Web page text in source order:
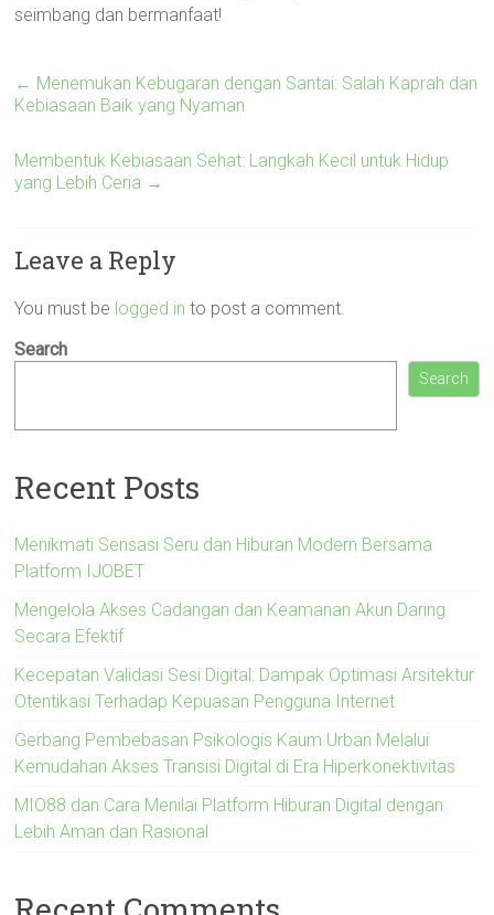
seimbang dan bermanfaat!
← Menemukan Kebugaran dengan Santai: Salah Kaprah dan
Kebiasaan Baik yang Nyaman
Membentuk Kebiasaan Sehat: Langkah Kecil untuk Hidup
yang Lebih Ceria →
Leave a Reply
You must be logged in to post a comment.
Search
Search
Recent Posts
Menikmati Sensasi Seru dan Hiburan Modern Bersama
Platform IJOBET
Mengelola Akses Cadangan dan Keamanan Akun Daring
Secara Efektif
Kecepatan Validasi Sesi Digital: Dampak Optimasi Arsitektur
Otentikasi Terhadap Kepuasan Pengguna Internet
Gerbang Pembebasan Psikologis Kaum Urban Melalui
Kemudahan Akses Transisi Digital di Era Hiperkonektivitas
MIO88 dan Cara Menilai Platform Hiburan Digital dengan
Lebih Aman dan Rasional